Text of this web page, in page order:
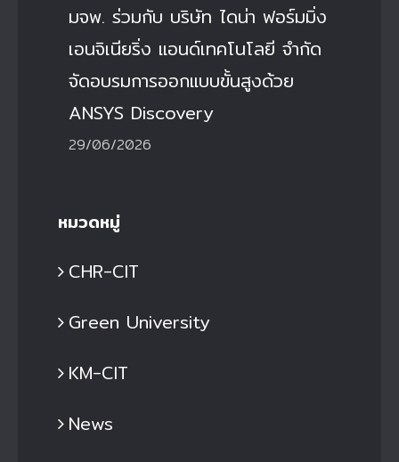
มจพ. ร่วมกับ บริษัท ไดน่า ฟอร์มมิ่ง
เอนจิเนียริ่ง แอนด์เทคโนโลยี จำกัด
จัดอบรมการออกแบบขั้นสูงด้วย
ANSYS Discovery
29/06/2026
หมวดหมู่
CHR-CIT
Green University
KM-CIT
News